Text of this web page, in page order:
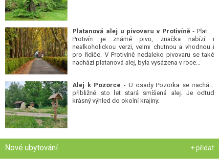
Platanová alej u pivovaru v Protivíně - Platan
Protivín je známé pivo, značka nabízí i
nealkoholickou verzi, velmi chutnou a vhodnou i
pro řidiče. V Protivíně nedaleko pivovaru se také
nachází platanová alej, byla vysázena v roce...
Alej k Pozorce - U osady Pozorka se nachází
přibližně sto let stará smíšená alej. Je odtud
krásný výhled do okolní krajiny.
Nové ubytování + přidat